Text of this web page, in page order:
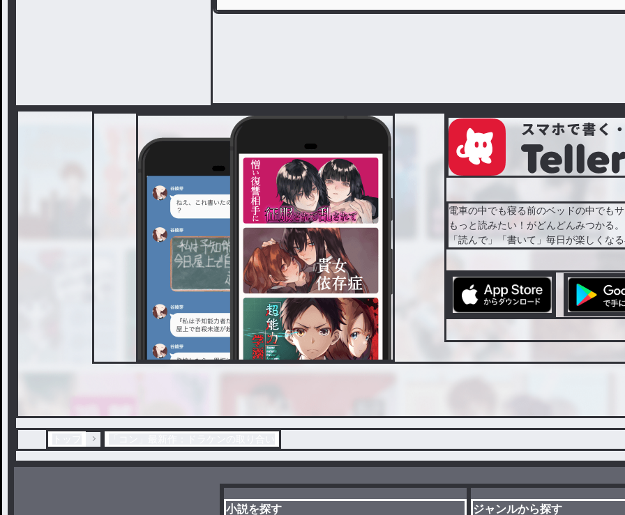
電車の中でも寝る前のベッドの中でもサ
もっと読みたい！がどんどんみつかる。
「読んで」「書いて」毎日が楽しくな
小説を探す ジャンルから探す